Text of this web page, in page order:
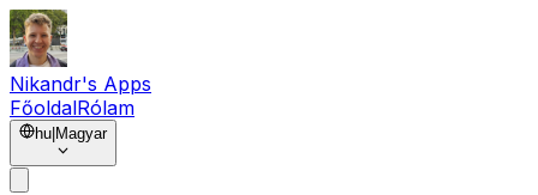
Nikandr's Apps
FőoldalRólam
hu Magyar